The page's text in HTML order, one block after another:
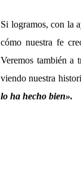
Si logramos, con la
cómo nuestra fe
Veremos también a
viendo nuestra
lo ha hecho bien».